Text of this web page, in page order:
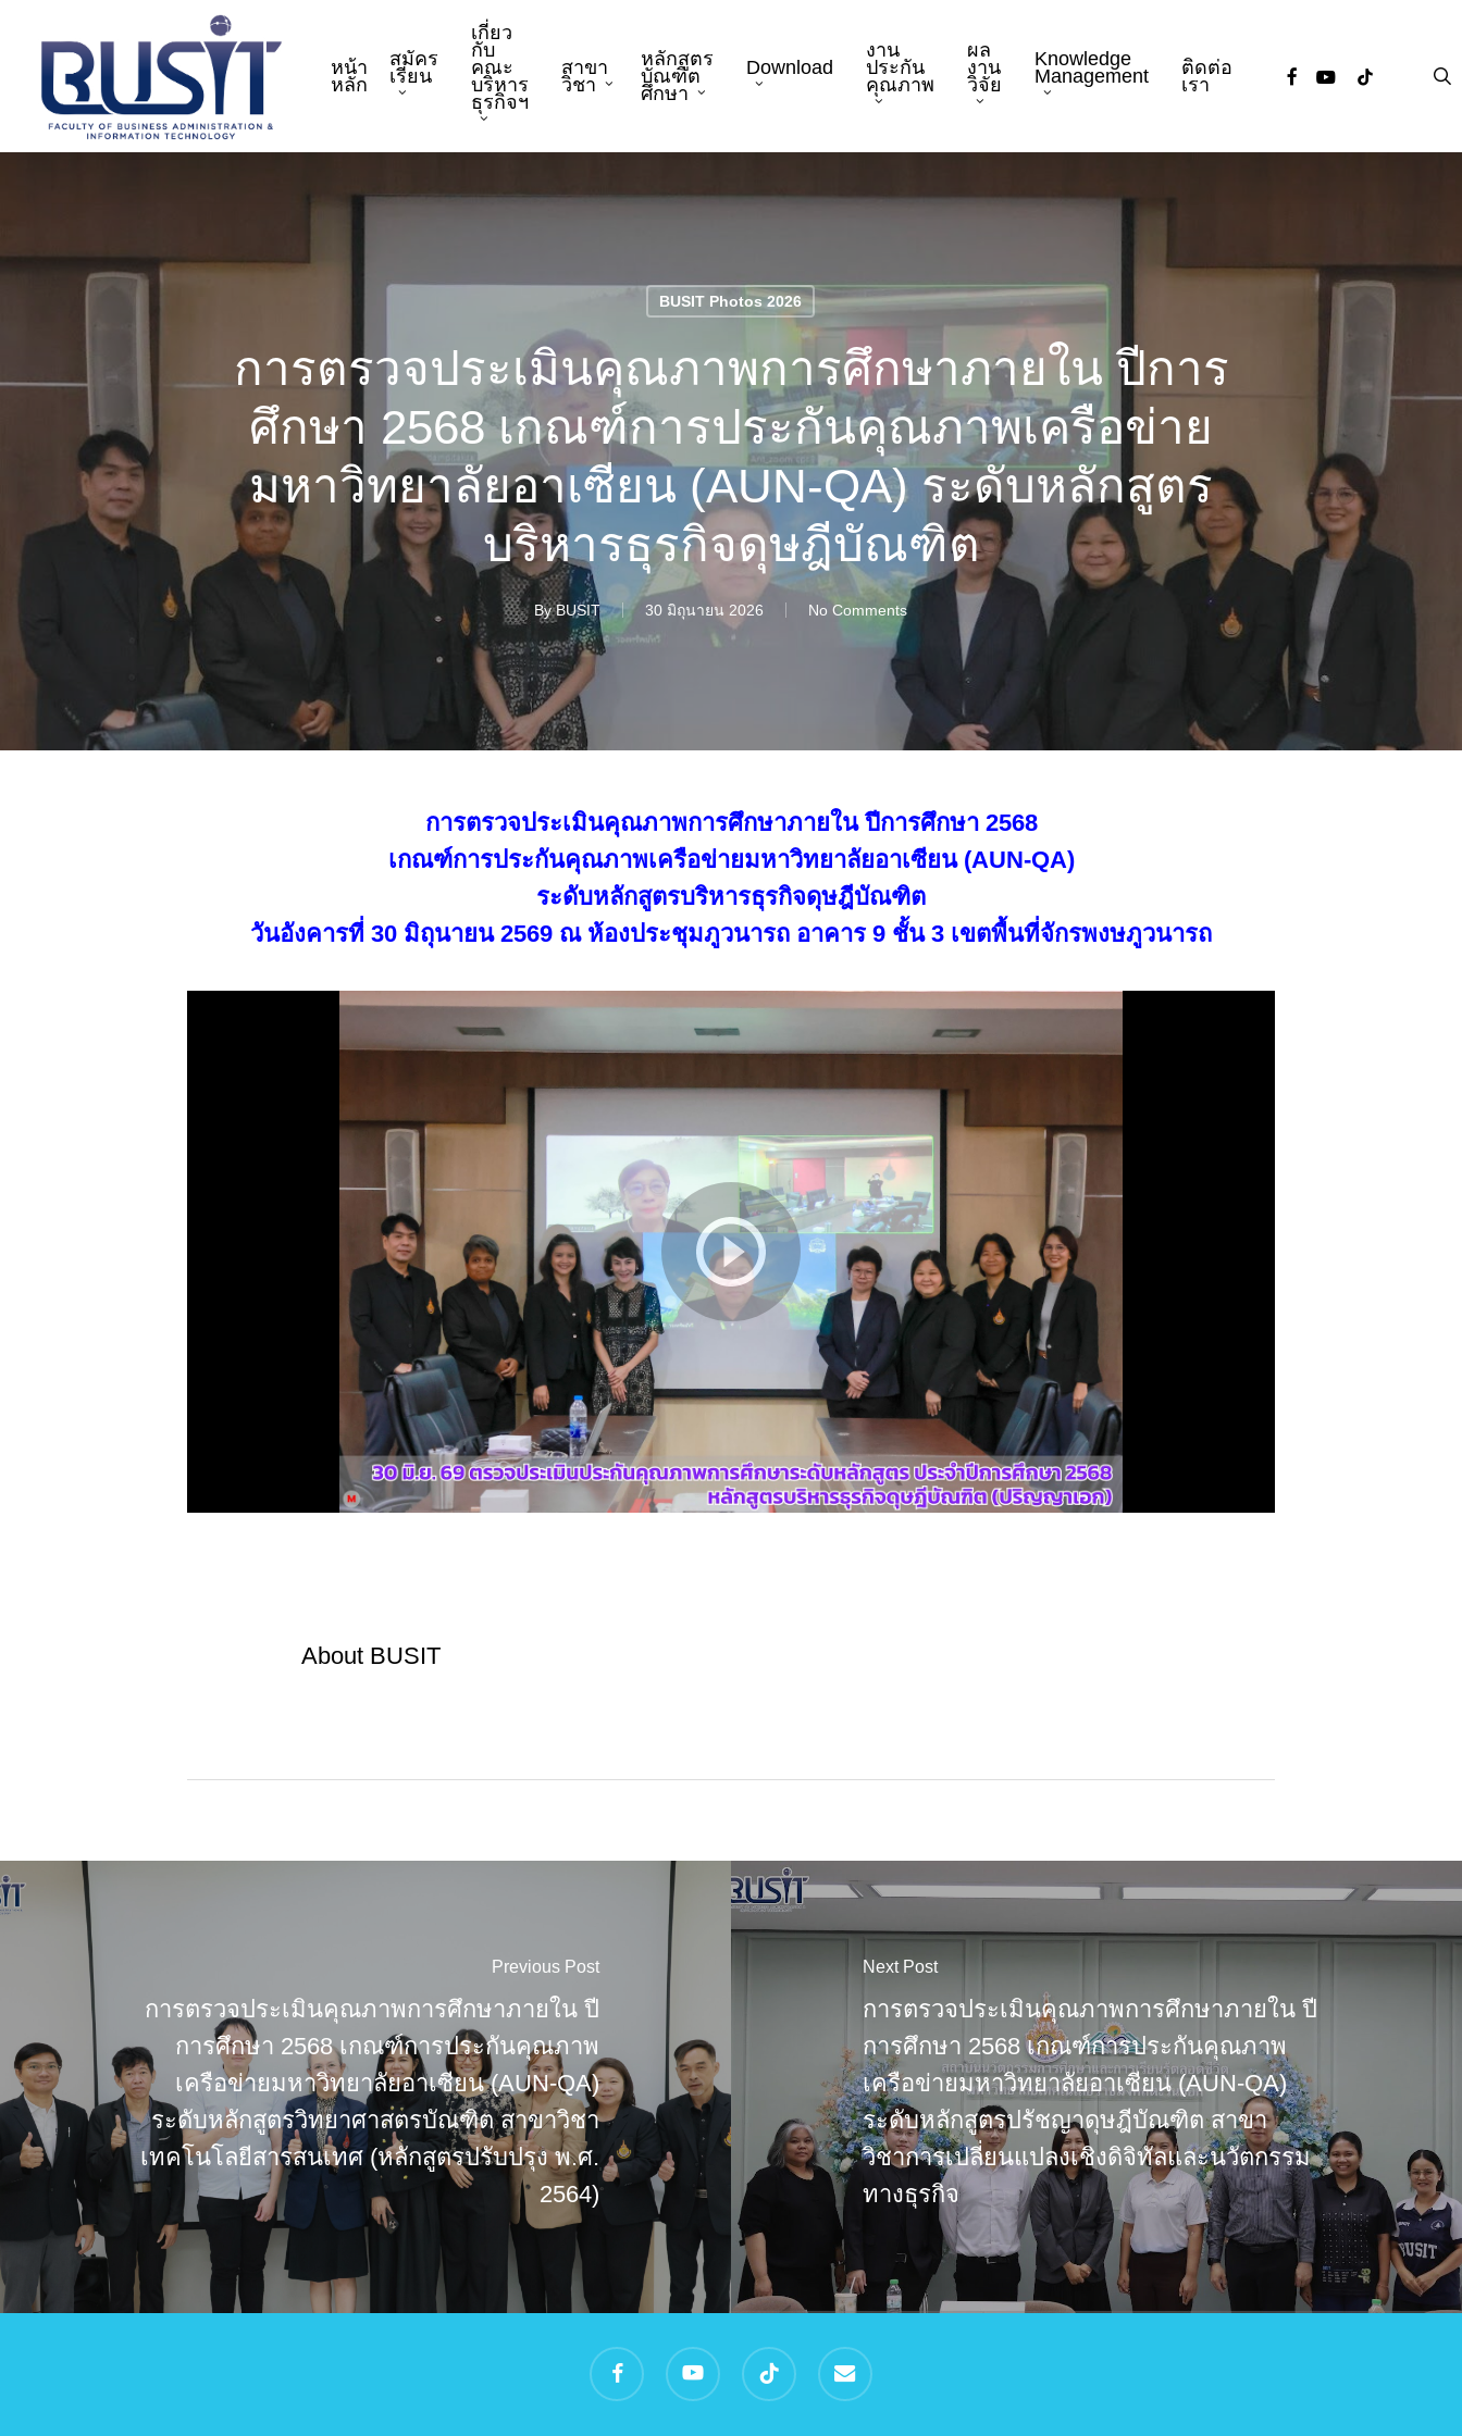
content
หน้า
หลัก
สมัคร
เรียน
เกี่ยว
กับ
คณะ
บริหาร
ธุรกิจฯ
สาขา
วิชา
หลักสูตร
บัณฑิต
ศึกษา
Download
งาน
ประกัน
คุณภาพ
ผล
งาน
วิจัย
Knowledge
Management
ติดต่อ
เรา
facebookyoutube
tiktok
BUSIT Photos 2026
การตรวจประเมินคุณภาพการศึกษาภายใน ปีการ
ศึกษา 2568 เกณฑ์การประกันคุณภาพเครือข่าย
มหาวิทยาลัยอาเซียน (AUN-QA) ระดับหลักสูตร
บริหารธุรกิจดุษฎีบัณฑิต
By BUSIT 30 มิถุนายน 2026 No Comments
การตรวจประเมินคุณภาพการศึกษาภายใน ปีการศึกษา 2568
เกณฑ์การประกันคุณภาพเครือข่ายมหาวิทยาลัยอาเซียน (AUN-QA)
ระดับหลักสูตรบริหารธุรกิจดุษฎีบัณฑิต
วันอังคารที่ 30 มิถุนายน 2569 ณ ห้องประชุมภูวนารถ อาคาร 9 ชั้น 3 เขตพื้นที่จักรพงษภูวนารถ
About BUSIT
Previous Post
การตรวจประเมินคุณภาพการศึกษาภายใน ปี
การศึกษา 2568 เกณฑ์การประกันคุณภาพ
เครือข่ายมหาวิทยาลัยอาเซียน (AUN-QA)
ระดับหลักสูตรวิทยาศาสตรบัณฑิต สาขาวิชา
เทคโนโลยีสารสนเทศ (หลักสูตรปรับปรุง พ.ศ.
2564)
Next Post
การตรวจประเมินคุณภาพการศึกษาภายใน ปี
การศึกษา 2568 เกณฑ์การประกันคุณภาพ
เครือข่ายมหาวิทยาลัยอาเซียน (AUN-QA)
ระดับหลักสูตรปรัชญาดุษฎีบัณฑิต สาขา
วิชาการเปลี่ยนแปลงเชิงดิจิทัลและนวัตกรรม
ทางธุรกิจ
facebook youtube tiktok email